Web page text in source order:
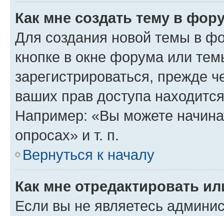
Как мне создать тему в
Для создания новой темы в
кнопке в окне форума или
зарегистрироваться, прежде
ваших прав доступа
Например: «Вы можете
опросах» и т. п.
Вернуться к началу
Как мне отредактировать
Если вы не являетесь